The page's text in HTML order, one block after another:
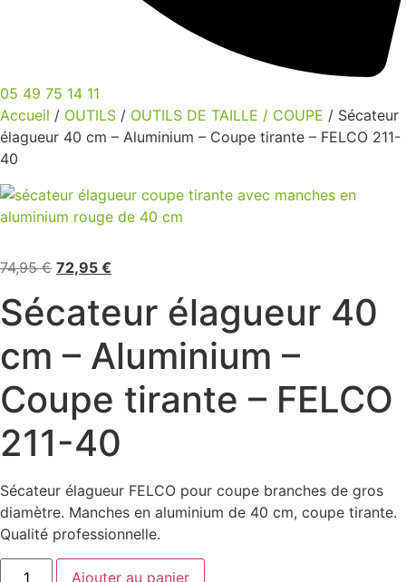
05 49 75 14 11
Accueil / OUTILS / OUTILS DE TAILLE / COUPE / Sécateur
élagueur 40 cm – Aluminium – Coupe tirante – FELCO 211-
40
74,95€ Le
initial
était :
74,95 €.
72,95 €
actuel
est :
72,95 €.
Sécateur élagueur 40
cm – Aluminium –
Coupe tirante – FELCO
211-40
Sécateur élagueur FELCO pour coupe branches de gros
diamètre. Manches en aluminium de 40 cm, coupe tirante.
Qualité professionnelle.
quantité
Ajouter au panier